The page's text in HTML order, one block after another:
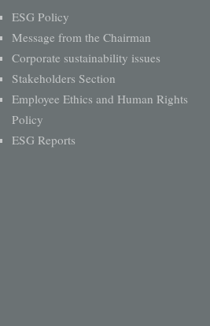
ESG Policy
Message from the Chairman
Corporate sustainability issues
Stakeholders Section
Employee Ethics and Human Rights
Policy
ESG Reports